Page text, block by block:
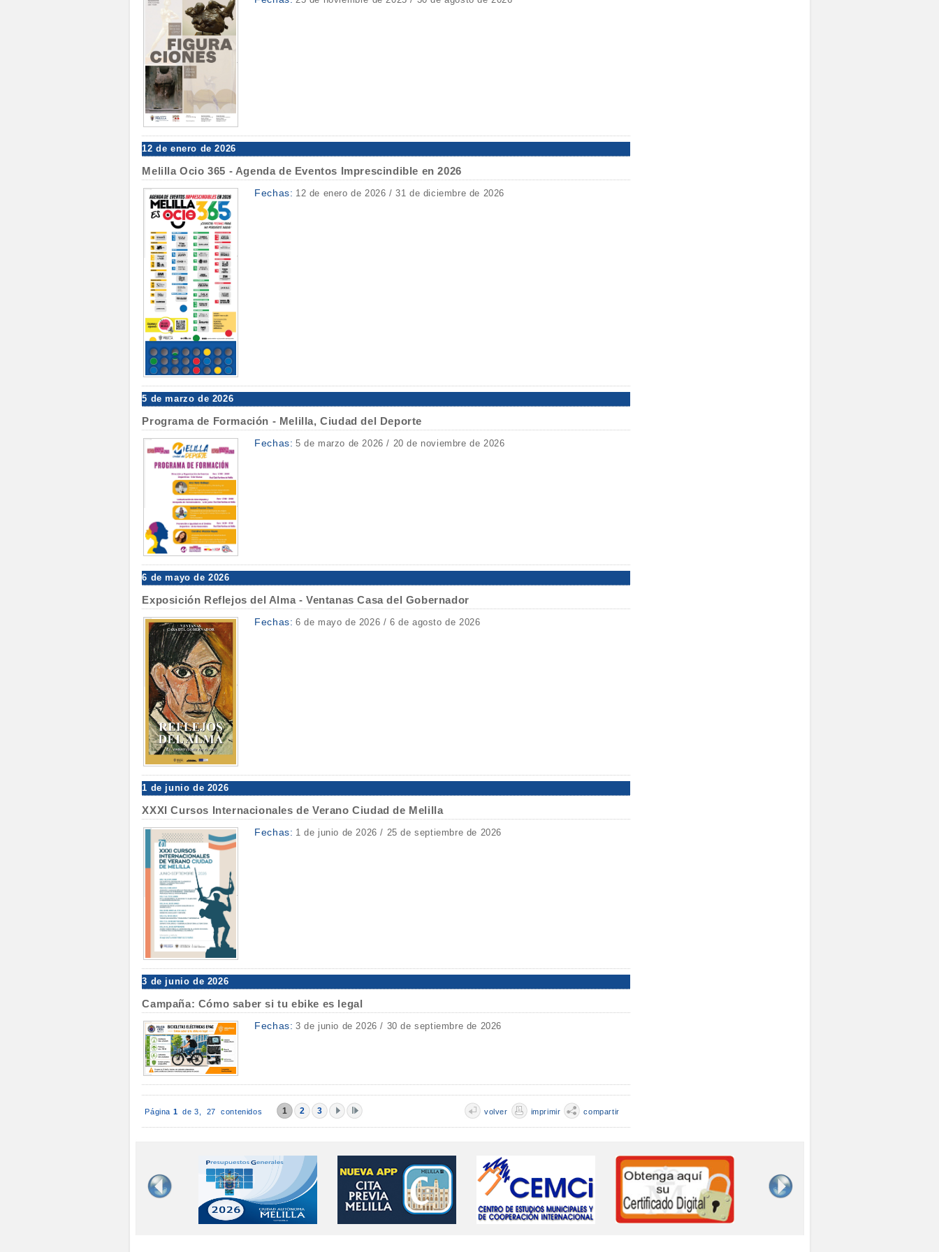
12 de enero de 2026
Melilla Ocio 365 - Agenda de Eventos Imprescindible en 2026
Fechas: 12 de enero de 2026 / 31 de diciembre de 2026
5 de marzo de 2026
Programa de Formación - Melilla, Ciudad del Deporte
Fechas: 5 de marzo de 2026 / 20 de noviembre de 2026
6 de mayo de 2026
Exposición Reflejos del Alma - Ventanas Casa del Gobernador
Fechas: 6 de mayo de 2026 / 6 de agosto de 2026
1 de junio de 2026
XXXI Cursos Internacionales de Verano Ciudad de Melilla
Fechas: 1 de junio de 2026 / 25 de septiembre de 2026
3 de junio de 2026
Campaña: Cómo saber si tu ebike es legal
Fechas: 3 de junio de 2026 / 30 de septiembre de 2026
Página 1 de 3, 27 contenidos 1 2 3 volver imprimir compartir